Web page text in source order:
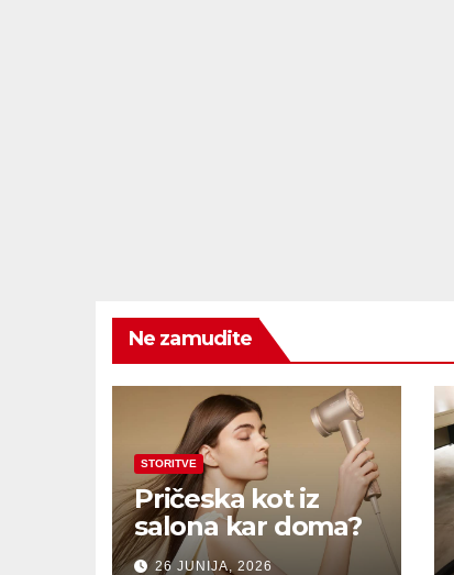
Ne zamudite
STORITVE
Pričeska kot iz
salona kar doma?
26 JUNIJA, 2026